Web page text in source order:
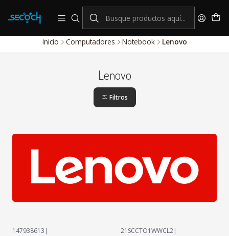
consulta por nuestros productos Hikvision
Sistema de alarmas y Control de Accesos
Inicio Computadores Notebook Lenovo
Lenovo
Filtros
147938613 | 21SCCTO1WWCL2|